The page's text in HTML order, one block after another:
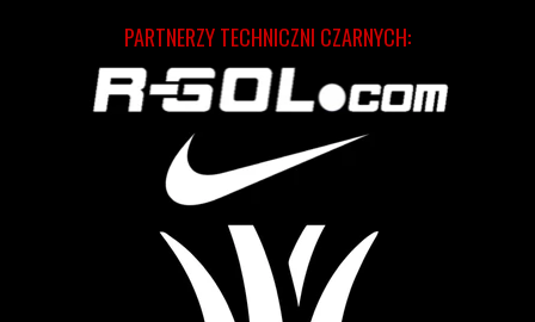
PARTNERZY TECHNICZNI CZARNYCH: